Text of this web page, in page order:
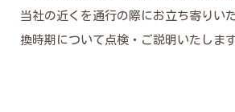
当社の近くを通行の際にお立ち寄りい
換時期について点検・ご説明いたします